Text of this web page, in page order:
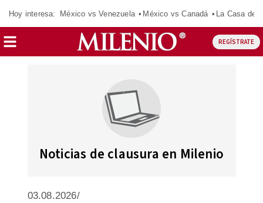
Hoy interesa: México vs Venezuela México vs Canadá La Casa de
REGÍSTRATE
Noticias de clausura en Milenio
03.08.2026/